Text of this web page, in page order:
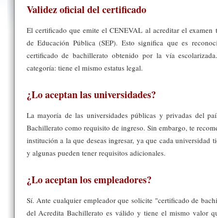
Validez oficial del certificado
El certificado que emite el CENEVAL al acreditar el examen
de Educación Pública (SEP). Esto significa que es
certificado de bachillerato obtenido por la vía
categoría: tiene el mismo estatus legal.
¿Lo aceptan las universidades?
La mayoría de las universidades públicas y privadas del
Bachillerato como requisito de ingreso. Sin embargo, te
institución a la que deseas ingresar, ya que cada universidad
y algunas pueden tener requisitos adicionales.
¿Lo aceptan los empleadores?
Sí. Ante cualquier empleador que solicite "certificado de
del Acredita Bachillerato es válido y tiene el mismo valor